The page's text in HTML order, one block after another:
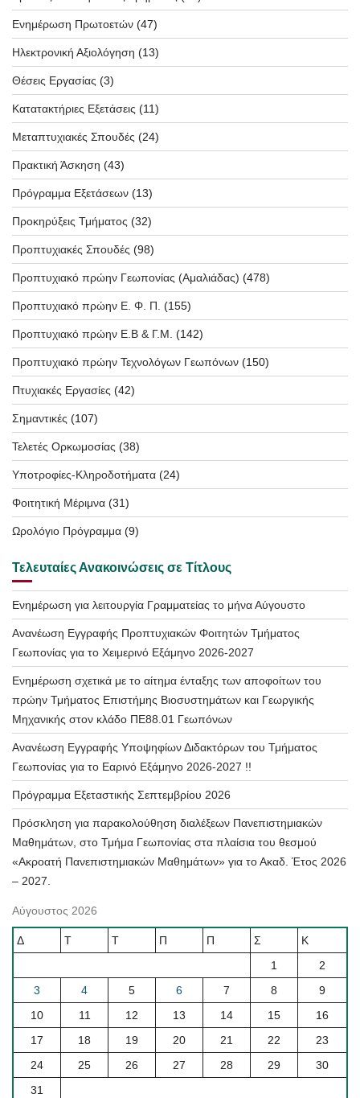
Ενημέρωση Πρωτοετών (47)
Ηλεκτρονική Αξιολόγηση (13)
Θέσεις Εργασίας (3)
Κατατακτήριες Εξετάσεις (11)
Μεταπτυχιακές Σπουδές (24)
Πρακτική Άσκηση (43)
Πρόγραμμα Εξετάσεων (13)
Προκηρύξεις Τμήματος (32)
Προπτυχιακές Σπουδές (98)
Προπτυχιακό πρώην Γεωπονίας (Αμαλιάδας) (478)
Προπτυχιακό πρώην Ε. Φ. Π. (155)
Προπτυχιακό πρώην Ε.Β & Γ.Μ. (142)
Προπτυχιακό πρώην Τεχνολόγων Γεωπόνων (150)
Πτυχιακές Εργασίες (42)
Σημαντικές (107)
Τελετές Ορκωμοσίας (38)
Υποτροφίες-Κληροδοτήματα (24)
Φοιτητική Μέριμνα (31)
Ωρολόγιο Πρόγραμμα (9)
Τελευταίες Ανακοινώσεις σε Τίτλους
Ενημέρωση για λειτουργία Γραμματείας το μήνα Αύγουστο
Ανανέωση Εγγραφής Προπτυχιακών Φοιτητών Τμήματος
Γεωπονίας για το Χειμερινό Εξάμηνο 2026-2027
Ενημέρωση σχετικά με το αίτημα ένταξης των αποφοίτων του
πρώην Τμήματος Επιστήμης Βιοσυστημάτων και Γεωργικής
Μηχανικής στον κλάδο ΠΕ88.01 Γεωπόνων
Ανανέωση Εγγραφής Υποψηφίων Διδακτόρων του Τμήματος
Γεωπονίας για το Εαρινό Εξάμηνο 2026-2027 !!
Πρόγραμμα Εξεταστικής Σεπτεμβρίου 2026
Πρόσκληση για παρακολούθηση διαλέξεων Πανεπιστημιακών
Μαθημάτων, στο Τμήμα Γεωπονίας στα πλαίσια του θεσμού
«Ακροατή Πανεπιστημιακών Μαθημάτων» για το Ακαδ. Έτος 2026
– 2027.
Αύγουστος 2026
Δ Τ Τ Π Π Σ
Κ
1
2
3
4 5 6 7 8
9
10
11 12 13 14 15
16
17
18 19 20 21 22
23
24
25 26 27 28 29
30
31